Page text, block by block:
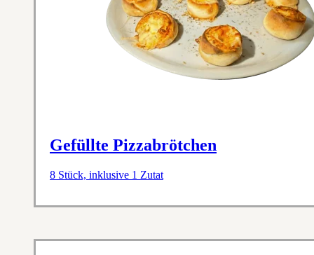
Gefüllte Pizzabrötchen
8 Stück, inklusive 1 Zutat